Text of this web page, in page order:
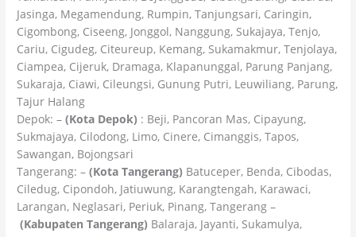
Jasinga, Megamendung, Rumpin, Tanjungsari, Caringin,
Cigombong, Ciseeng, Jonggol, Nanggung, Sukajaya, Tenjo,
Cariu, Cigudeg, Citeureup, Kemang, Sukamakmur, Tenjolaya,
Ciampea, Cijeruk, Dramaga, Klapanunggal, Parung Panjang,
Sukaraja, Ciawi, Cileungsi, Gunung Putri, Leuwiliang, Parung,
Tajur Halang
Depok: –(Kota Depok) : Beji, Pancoran Mas, Cipayung,
Sukmajaya, Cilodong, Limo, Cinere, Cimanggis, Tapos,
Sawangan, Bojongsari
Tangerang: –(Kota Tangerang) Batuceper, Benda, Cibodas,
Ciledug, Cipondoh, Jatiuwung, Karangtengah, Karawaci,
Larangan, Neglasari, Periuk, Pinang, Tangerang –
(Kabupaten Tangerang) Balaraja, Jayanti, Sukamulya,